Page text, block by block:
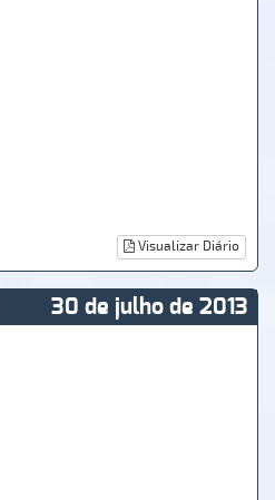
Visualizar Diário
30 de julho de 2013